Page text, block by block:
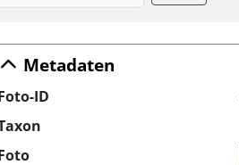
Metadaten
ID